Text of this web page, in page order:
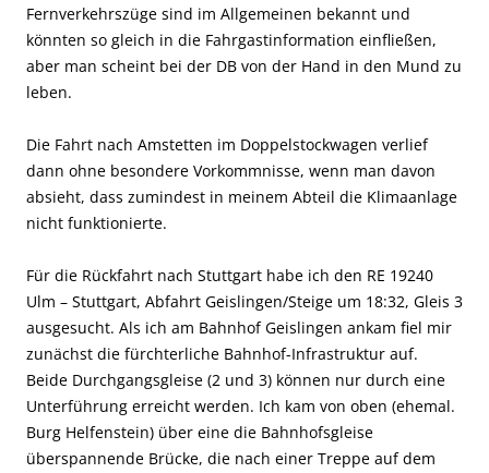
Fernverkehrszüge sind im Allgemeinen bekannt und
könnten so gleich in die Fahrgastinformation einfließen,
aber man scheint bei der DB von der Hand in den Mund zu
leben.
Die Fahrt nach Amstetten im Doppelstockwagen verlief
dann ohne besondere Vorkommnisse, wenn man davon
absieht, dass zumindest in meinem Abteil die Klimaanlage
nicht funktionierte.
Für die Rückfahrt nach Stuttgart habe ich den RE 19240
Ulm – Stuttgart, Abfahrt Geislingen/Steige um 18:32, Gleis 3
ausgesucht. Als ich am Bahnhof Geislingen ankam fiel mir
zunächst die fürchterliche Bahnhof-Infrastruktur auf.
Beide Durchgangsgleise (2 und 3) können nur durch eine
Unterführung erreicht werden. Ich kam von oben (ehemal.
Burg Helfenstein) über eine die Bahnhofsgleise
überspannende Brücke, die nach einer Treppe auf dem